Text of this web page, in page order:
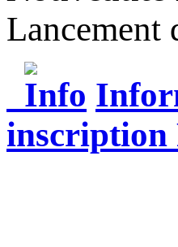
Lancement
inscription